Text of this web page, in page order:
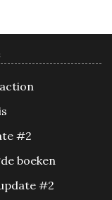
#2
boeken
#2